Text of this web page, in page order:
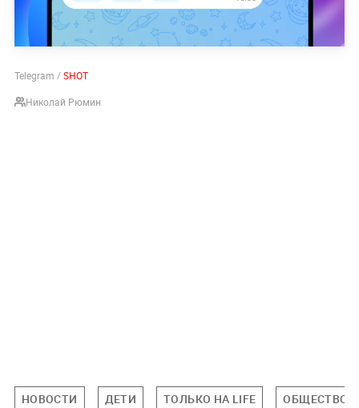
Telegram /SHOT
Николай Рюмин
НОВОСТИ ДЕТИ ТОЛЬКО НА LIFE ОБЩЕСТВО